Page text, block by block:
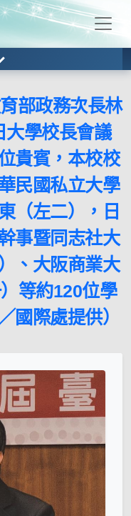
部政務次長林
大學校長會議
貴賓，本校校
民國私立大學
（左二），日
事暨同志社大
、大阪商業大
等約120位學
國際處提供）